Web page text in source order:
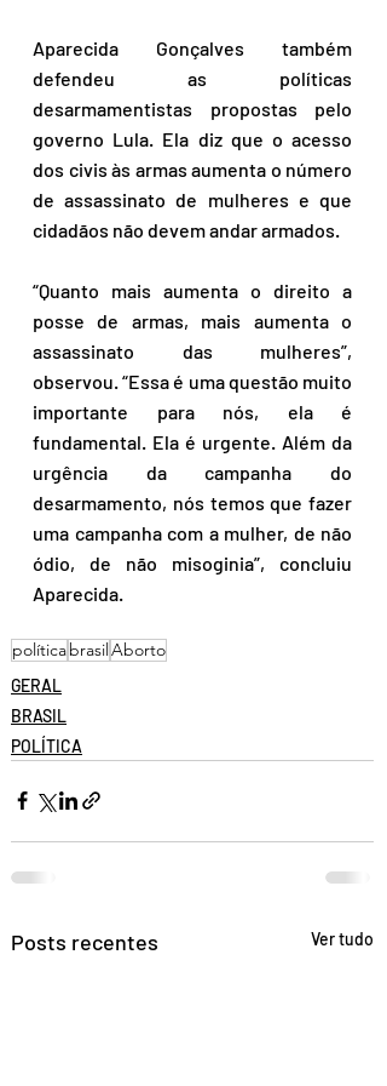
Aparecida Gonçalves também
defendeu as políticas
desarmamentistas propostas pelo
governo Lula. Ela diz que o acesso
dos civis às armas aumenta o número
de assassinato de mulheres e que
cidadãos não devem andar armados.
“Quanto mais aumenta o direito a
posse de armas, mais aumenta o
assassinato das mulheres”,
observou. “Essa é uma questão muito
importante para nós, ela é
fundamental. Ela é urgente. Além da
urgência da campanha do
desarmamento, nós temos que fazer
uma campanha com a mulher, de não
ódio, de não misoginia”, concluiu
Aparecida.
políticabrasilAborto
GERAL
BRASIL
POLÍTICA
Posts recentes Ver tudo